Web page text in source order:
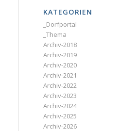
KATEGORIEN
_Dorfportal
_Thema
Archiv-2018
Archiv-2019
Archiv-2020
Archiv-2021
Archiv-2022
Archiv-2023
Archiv-2024
Archiv-2025
Archiv-2026